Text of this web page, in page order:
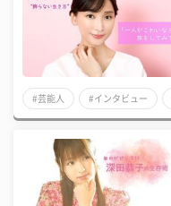
#芸能人 #インタビュー